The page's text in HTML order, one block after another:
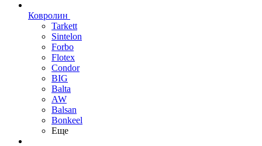
Ковролин
Tarkett
Sintelon
Forbo
Flotex
Condor
BIG
Balta
AW
Balsan
Bonkeel
Еще